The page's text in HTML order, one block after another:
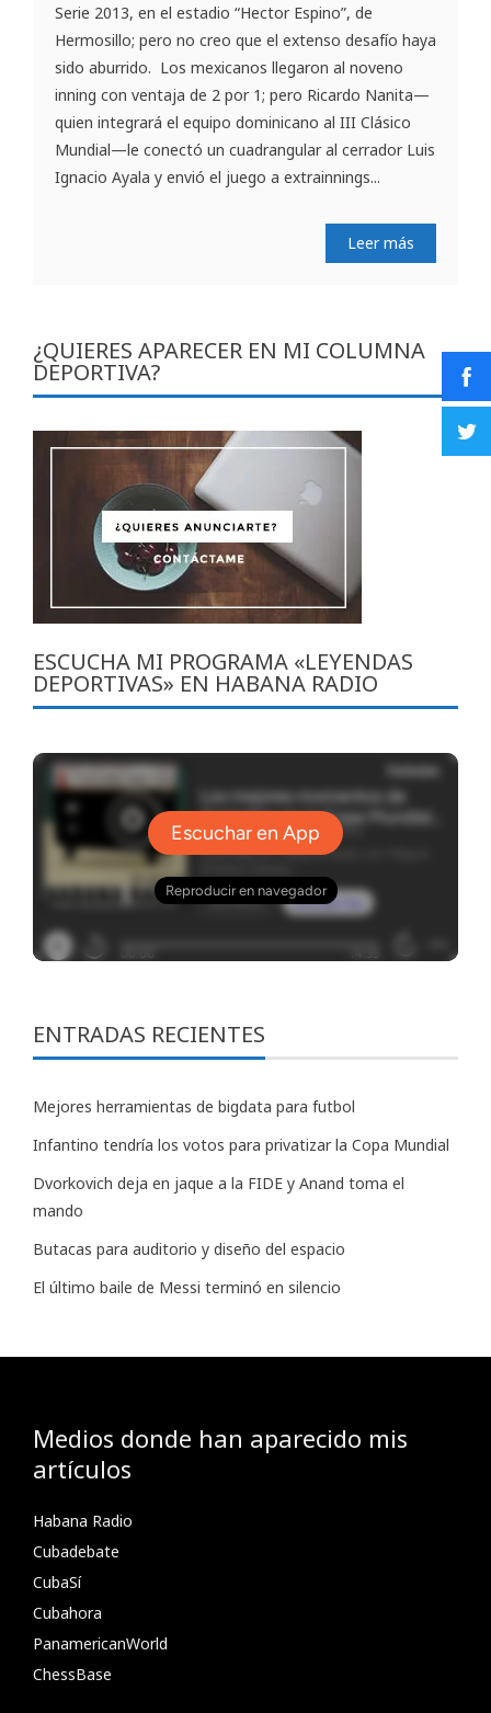
Serie 2013, en el estadio “Hector Espino”, de
Hermosillo; pero no creo que el extenso desafío haya
sido aburrido. Los mexicanos llegaron al noveno
inning con ventaja de 2 por 1; pero Ricardo Nanita—
quien integrará el equipo dominicano al III Clásico
Mundial—le conectó un cuadrangular al cerrador Luis
Ignacio Ayala y envió el juego a extrainnings...
Leer más
¿QUIERES APARECER EN MI COLUMNA
DEPORTIVA?
ESCUCHA MI PROGRAMA «LEYENDAS
DEPORTIVAS» EN HABANA RADIO
ENTRADAS RECIENTES
Mejores herramientas de bigdata para futbol
Infantino tendría los votos para privatizar la Copa Mundial
Dvorkovich deja en jaque a la FIDE y Anand toma el
mando
Butacas para auditorio y diseño del espacio
El último baile de Messi terminó en silencio
Medios donde han aparecido mis
artículos
Habana Radio
Cubadebate
CubaSí
Cubahora
PanamericanWorld
ChessBase